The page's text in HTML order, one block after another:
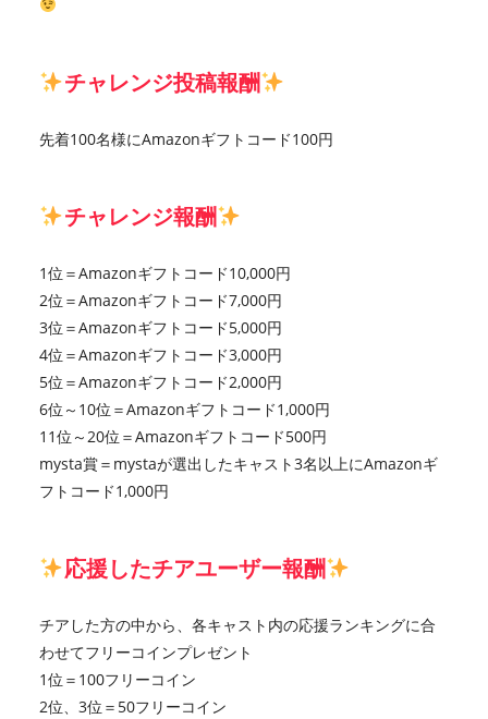
チャレンジ投稿報酬
先着100名様にAmazonギフトコード100円
チャレンジ報酬
1位＝Amazonギフトコード10,000円
2位＝Amazonギフトコード7,000円
3位＝Amazonギフトコード5,000円
4位＝Amazonギフトコード3,000円
5位＝Amazonギフトコード2,000円
6位～10位＝Amazonギフトコード1,000円
11位～20位＝Amazonギフトコード500円
mysta賞＝mystaが選出したキャスト3名以上にAmazonギ
フトコード1,000円
応援したチアユーザー報酬
チアした方の中から、各キャスト内の応援ランキングに合
わせてフリーコインプレゼント
1位＝100フリーコイン
2位、3位＝50フリーコイン